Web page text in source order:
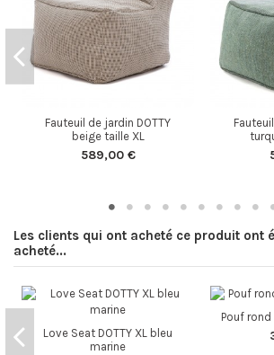
Fauteuil de jardin DOTTY
beige taille XL
589,00 €
Les clients qui ont acheté ce produit ont
acheté...
Love Seat DOTTY XL bleu
marine
Pouf rond